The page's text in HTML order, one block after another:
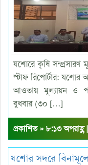
যশোরে কৃষি সম্প্রসারণ
স্টাফ রিপোর্টার: যশোর
আওতায় মূল্যায়ন ও
বুধবার (৩০ […]
প্রকাশিত » ৮:১৩
যশোর সদরে